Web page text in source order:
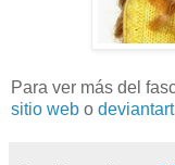
Para ver más del
sitio web o deviantart